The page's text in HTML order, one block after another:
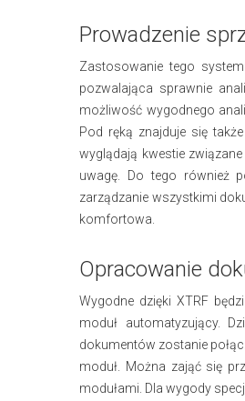
Prowadzenie
Zastosowanie tego
pozwalająca sprawnie
możliwość wygodnego
Pod ręką znajduje się
wyglądają kwestie
uwagę. Do tego również
zarządzanie wszystkimi
komfortowa.
Opracowanie
Wygodne dzięki XTRF
moduł automatyzujący.
dokumentów zostanie
moduł. Można zająć się
modułami. Dla wygody